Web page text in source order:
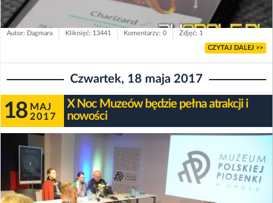
Autor: Dagmara Kliknięć: 13441 Komentarzy: 0 Zdjęć: 1
CZYTAJ DALEJ >>
Czwartek, 18 maja 2017
18 MAJ
2017
X Noc Muzeów będzie pełna atrakcji i
nowości